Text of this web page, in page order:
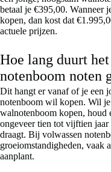
betaal je €395,00. Wanneer
kopen, dan kost dat
actuele prijzen.
Hoe lang duurt
notenboom noten
Dit hangt er vanaf of je een
notenboom wil kopen. Wil
walnotenboom kopen, houd
ongeveer tien tot vijftien
draagt. Bij volwassen
groeiomstandigheden, vaak
aanplant.